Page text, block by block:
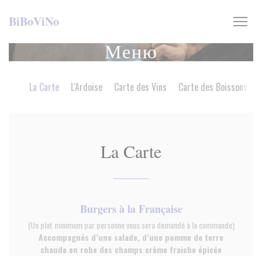
BiBoViNo
Меню
La Carte L'Ardoise Carte des Vins Carte des Boissons
La Carte
Burgers à la Française
(Un plat minimum par personne vous sera demandé à la commande)
Accompagnés d’une salade, d’une pomme de terre
chaude en robe des champs crème fraiche épicée